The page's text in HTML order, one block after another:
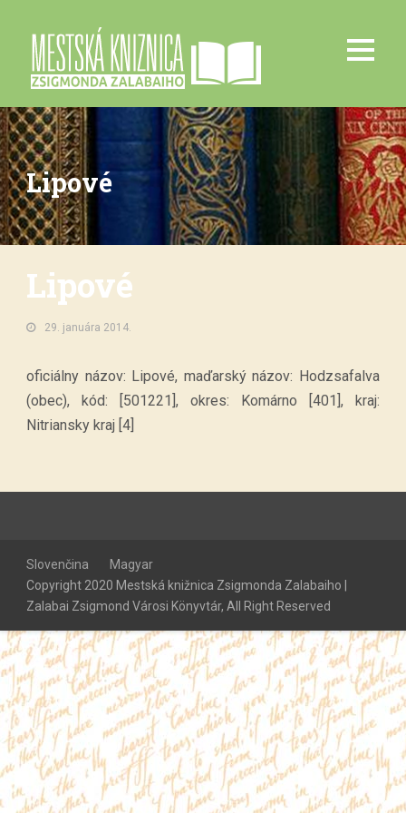
Lipové
Lipové
29. januára 2014.
oficiálny názov: Lipové, maďarský názov: Hodzsafalva
(obec), kód: [501221], okres: Komárno [401], kraj:
Nitriansky kraj [4]
Slovenčina
Magyar
Copyright 2020 Mestská knižnica Zsigmonda Zalabaiho |
Zalabai Zsigmond Városi Könyvtár, All Right Reserved